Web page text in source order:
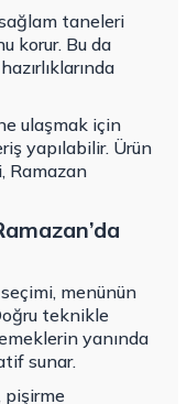
taneleri
korur. Bu da
ulaşmak için
yapılabilir. Ürün
Ramazan
menünün
teknikle
yanında
sunar.
pişirme